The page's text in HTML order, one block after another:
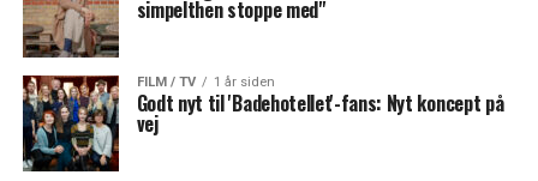
simpelthen stoppe med"
FILM / TV 1 år siden
Godt nyt til 'Badehotellet'-fans: Nyt koncept på
vej